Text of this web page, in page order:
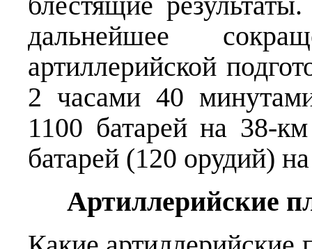
дальнейшее
артиллерийской
2 часами 40
1100 батарей на 38-
батарей (120 орудий)
Артиллерийские